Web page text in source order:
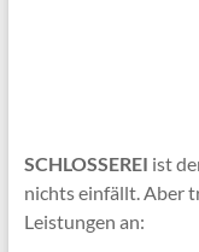
SCHLOSSEREI ist
nichts einfällt. Aber
Leistungen an: